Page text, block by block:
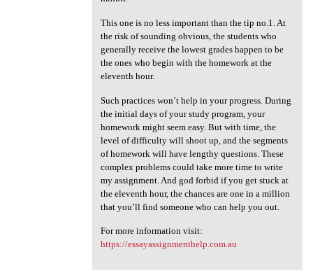
This one is no less important than the tip no.1. At
the risk of sounding obvious, the students who
generally receive the lowest grades happen to be
the ones who begin with the homework at the
eleventh hour.
Such practices won’t help in your progress. During
the initial days of your study program, your
homework might seem easy. But with time, the
level of difficulty will shoot up, and the segments
of homework will have lengthy questions. These
complex problems could take more time to write
my assignment. And god forbid if you get stuck at
the eleventh hour, the chances are one in a million
that you’ll find someone who can help you out.
For more information visit:
https://essayassignmenthelp.com.au